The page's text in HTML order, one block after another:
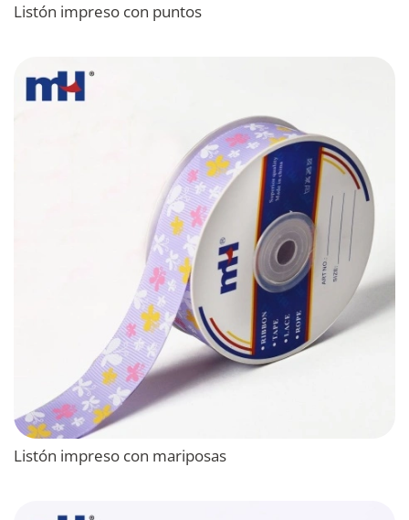
Listón impreso con puntos
Listón impreso con mariposas